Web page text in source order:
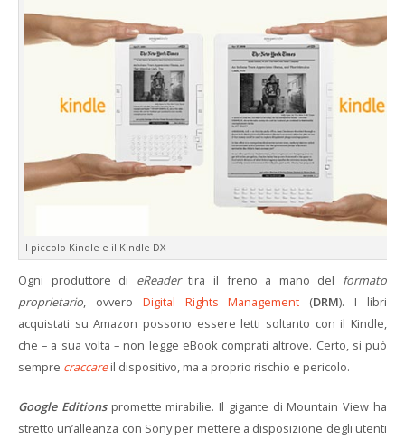
Il piccolo Kindle e il Kindle DX
Ogni produttore di eReadertira il freno a mano del formato
proprietario, ovvero Digital Rights Management (DRM). I libri
acquistati su Amazon possono essere letti soltanto con il Kindle,
che – a sua volta – non legge eBook comprati altrove. Certo, si può
sempre craccareil dispositivo, ma a proprio rischio e pericolo.
Google Editionspromette mirabilie. Il gigante di Mountain View ha
stretto un’alleanza con Sony per mettere a disposizione degli utenti